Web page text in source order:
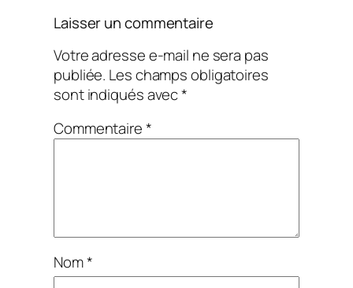
Laisser un commentaire
Votre adresse e-mail ne sera pas
publiée. Les champs obligatoires
sont indiqués avec*
Commentaire*
Nom*